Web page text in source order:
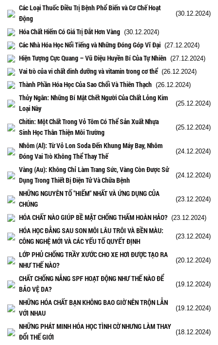
Các Loại Thuốc Điều Trị Bệnh Phổ Biến và Cơ Chế Hoạt
Động
(30.12.2024)
Hóa Chất Hiếm Có Giá Trị Đắt Hơn Vàng (30.12.2024)
Các Nhà Hóa Học Nổi Tiếng và Những Đóng Góp Vĩ Đại (27.12.2024)
Hiện Tượng Cực Quang – Vũ Điệu Huyền Bí Của Tự Nhiên (27.12.2024)
Vai trò của vi chất dinh dưỡng và vitamin trong cơ thể (26.12.2024)
Thành Phần Hóa Học Của Sao Chổi Và Thiên Thạch (26.12.2024)
Thủy Ngân: Những Bí Mật Chết Người Của Chất Lỏng Kim
Loại Này
(25.12.2024)
Chitin: Một Chất Trong Vỏ Tôm Có Thể Sản Xuất Nhựa
Sinh Học Thân Thiện Môi Trường
(25.12.2024)
Nhôm (Al): Từ Vỏ Lon Soda Đến Khung Máy Bay, Nhôm
Đóng Vai Trò Không Thể Thay Thế
(24.12.2024)
Vàng (Au): Không Chỉ Làm Trang Sức, Vàng Còn Được Sử
Dụng Trong Thiết Bị Điện Tử Và Chữa Bệnh
(24.12.2024)
NHỮNG NGUYÊN TỐ "HIẾM" NHẤT VÀ ỨNG DỤNG CỦA
CHÚNG
(23.12.2024)
HÓA CHẤT NÀO GIÚP BỀ MẶT CHỐNG THẤM HOÀN HẢO? (23.12.2024)
HÓA HỌC ĐẰNG SAU SON MÔI LÂU TRÔI VÀ BỀN MÀU:
CÔNG NGHỆ MỚI VÀ CÁC YẾU TỐ QUYẾT ĐỊNH
(23.12.2024)
LỚP PHỦ CHỐNG TRẦY XƯỚC CHO XE HƠI ĐƯỢC TẠO RA
NHƯ THẾ NÀO?
(20.12.2024)
CHẤT CHỐNG NẮNG SPF HOẠT ĐỘNG NHƯ THẾ NÀO ĐỂ
BẢO VỆ DA?
(19.12.2024)
NHỮNG HÓA CHẤT BẠN KHÔNG BAO GIỜ NÊN TRỘN LẪN
VỚI NHAU
(19.12.2024)
NHỮNG PHÁT MINH HÓA HỌC TÌNH CỜ NHƯNG LÀM THAY
ĐỔI THẾ GIỚI
(18.12.2024)